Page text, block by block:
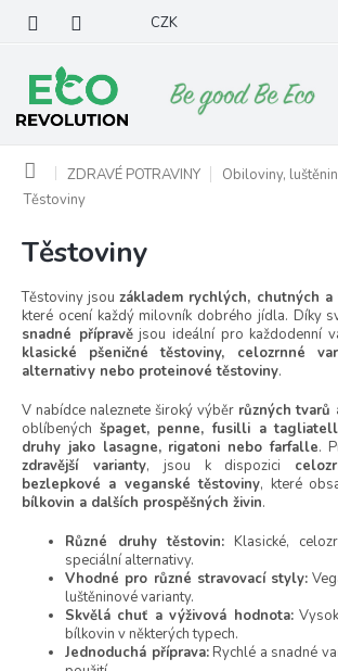
obsah
CZK
Domů ZDRAVÉ POTRAVINY
Obiloviny,
Těstoviny
Těstoviny
Těstoviny jsouzákladem rychlých, chutných a
které ocení každý milovník dobrého jídla. Díky
snadné přípravějsou ideální pro každodenní
klasické pšeničné těstoviny, celozrnné
alternativy nebo proteinové těstoviny.
V nabídce naleznete široký výběr různých
oblíbených špaget, penne, fusilli a
druhy jako lasagne, rigatoni nebo farfalle.
zdravější varianty, jsou k dispozici
bezlepkové a veganské těstoviny, které
bílkovin a dalších prospěšných živin.
Různé druhy těstovin: Klasické,
speciální alternativy.
Vhodné pro různé stravovací styly:
luštěninové varianty.
Skvělá chuť a výživová hodnota:
bílkovin v některých typech.
Jednoduchá příprava:Rychlé a snadné